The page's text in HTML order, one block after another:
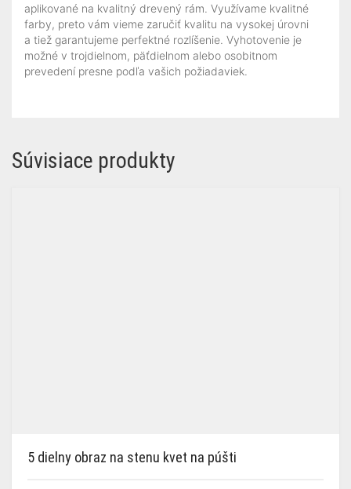
aplikované na kvalitný drevený rám. Využívame kvalitné
farby, preto vám vieme zaručiť kvalitu na vysokej úrovni
a tiež garantujeme perfektné rozlíšenie. Vyhotovenie je
možné v trojdielnom, päťdielnom alebo osobitnom
prevedení presne podľa vašich požiadaviek.
Súvisiace produkty
5 dielny obraz na stenu kvet na púšti